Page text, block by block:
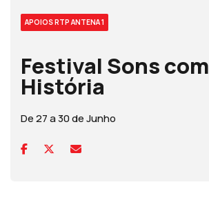
APOIOS RTP ANTENA 1
Festival Sons com
História
De 27 a 30 de Junho